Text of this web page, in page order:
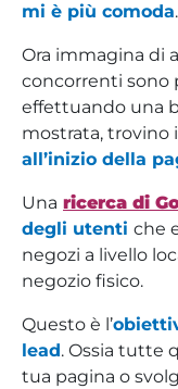
mi è più comoda.
Ora immagina di
concorrenti sono
effettuando una
mostrata,
all’inizio della
Una ricerca di
degli utenti che
negozi a livello
negozio fisico.
Questo è l’
lead. Ossia tutte
tua pagina o